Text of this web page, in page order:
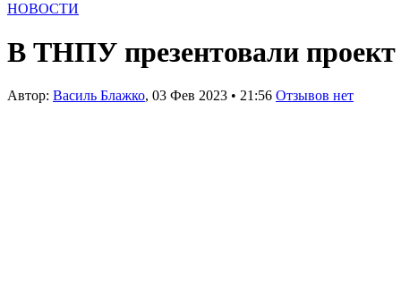
НОВОСТИ
В ТНПУ презентовали
Автор: Василь Блажко, 03 Фев 2023 • 21:56 Отзывов нет